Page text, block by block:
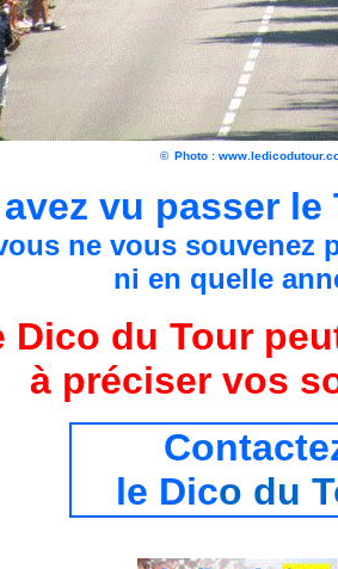
© Photo :
vu passer le
ne vous souvenez
ni en quelle
Dico du Tour
à préciser vos
le Dico du